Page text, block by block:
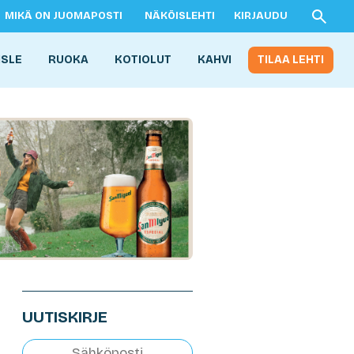
MIKÄ ON JUOMAPOSTI NÄKÖISLEHTI KIRJAUDU
RUOKA KOTIOLUT KAHVI TILAA LEHTI
UUTISKIRJE